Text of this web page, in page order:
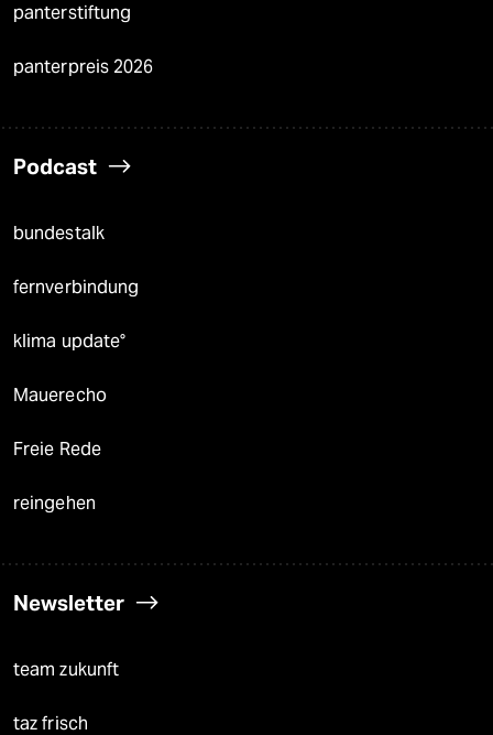
panterstiftung
panterpreis 2026
Podcast
bundestalk
fernverbindung
klima update°
Mauerecho
Freie Rede
reingehen
Newsletter
team zukunft
taz frisch